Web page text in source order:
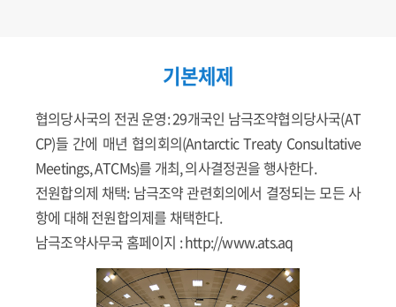
기본체제
협의당사국의 전권 운영: 29개국인 남극조약협의당사국(AT
CP)들 간에 매년 협의회의(Antarctic Treaty Consultative
Meetings, ATCMs)를 개최, 의사결정권을 행사한다.
전원합의제 채택: 남극조약 관련회의에서 결정되는 모든 사
항에 대해 전원합의제를 채택한다.
남극조약사무국 홈페이지 :http://www.ats.aq